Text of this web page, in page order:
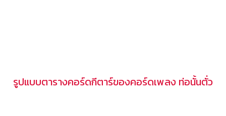
รูปแบบตารางคอร์ดกีตาร์ของคอร์ดเพลง ท่อนั้นตั่ว